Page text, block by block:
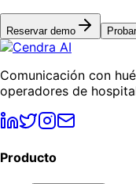
Reservar demo
Comunicación con
operadores de
Producto